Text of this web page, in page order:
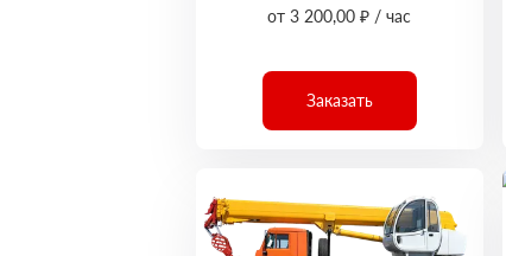
от 3 200,00 ₽ / час
Заказать